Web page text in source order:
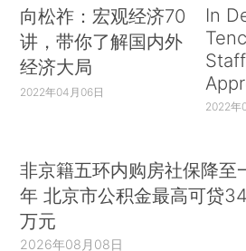
向松祚：宏观经济70
讲，带你了解国内外
经济大局
2022年04月06日
In
2022年
非京籍五环内购房社保降至
年 北京市公积金最高可贷
万元
2026年08月08日